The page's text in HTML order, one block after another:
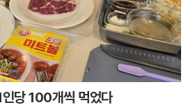
당 100개씩 먹었다